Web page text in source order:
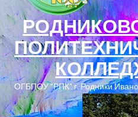
ОГБПОУ "РПК" г. Родники